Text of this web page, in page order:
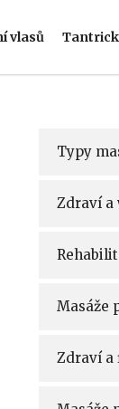
vlasů
Typy
Zdraví a
Masáže
Zdraví a